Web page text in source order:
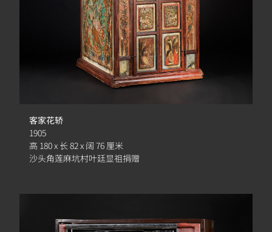
客家花轿
1905
高 180 x 长 82 x 阔 76 厘米
沙头角莲麻坑村叶廷显祖捐赠